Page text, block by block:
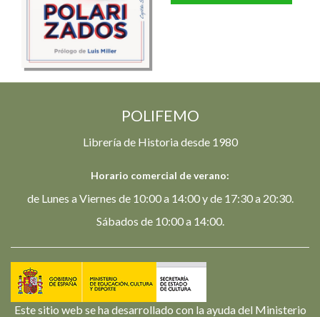
POLIFEMO
Librería de Historia desde 1980
Horario comercial de verano:
de Lunes a Viernes de 10:00 a 14:00 y de 17:30 a 20:30.
Sábados de 10:00 a 14:00.
Este sitio web se ha desarrollado con la ayuda del Ministerio